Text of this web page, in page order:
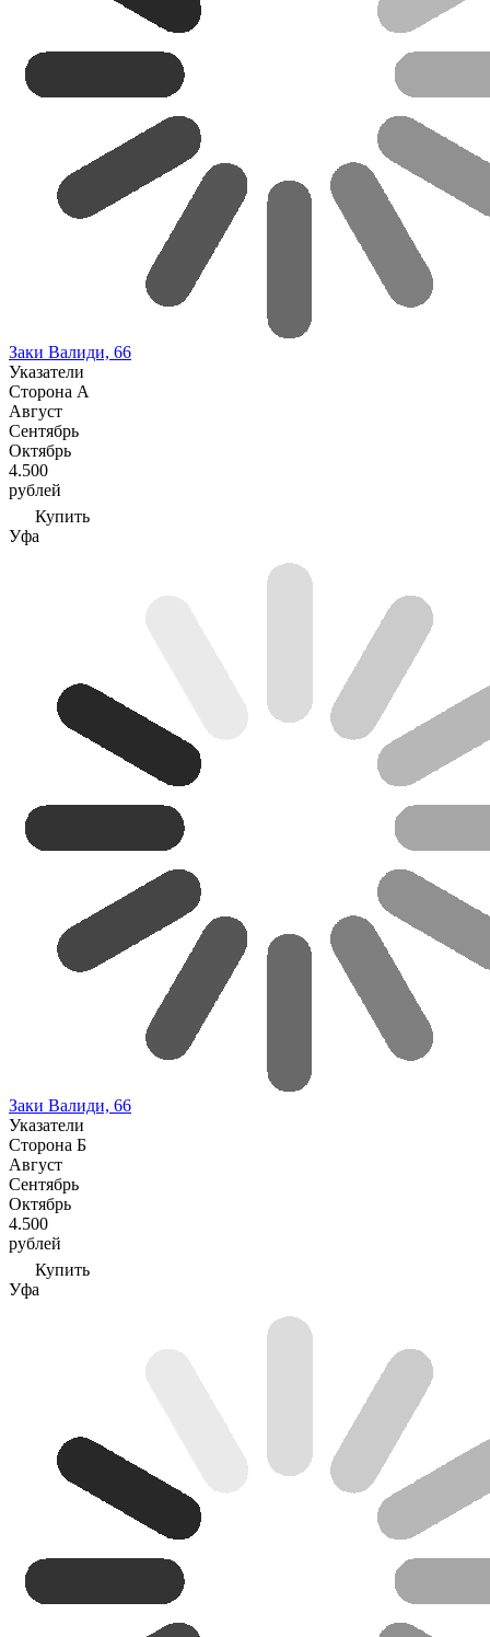
Заки Валиди, 66
Указатели
Сторона А
Август
Сентябрь
Октябрь
4.500
рублей
Купить
Уфа
Заки Валиди, 66
Указатели
Сторона Б
Август
Сентябрь
Октябрь
4.500
рублей
Купить
Уфа